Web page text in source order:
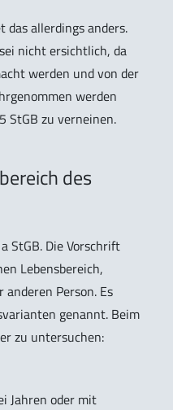
das allerdings anders.
nicht ersichtlich, da
werden und von der
werden
StGB zu verneinen.
des
StGB. Die Vorschrift
Lebensbereich,
anderen Person. Es
genannt. Beim
zu untersuchen:
Jahren oder mit